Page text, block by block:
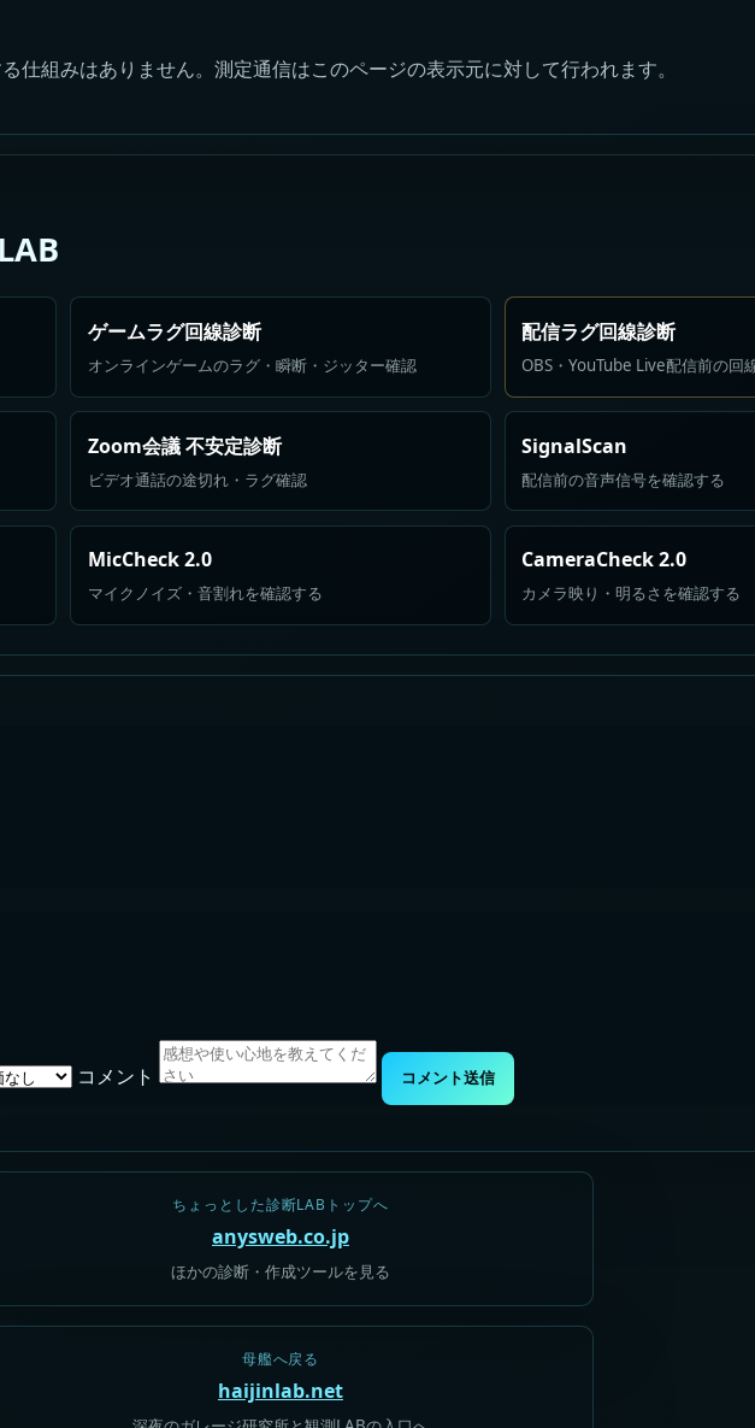
仕組みはありません。測定通信はこのページの表示元に対して行われます。
ゲームラグ回線診断
オンラインゲームのラグ・瞬断・ジッター確認
配信ラグ回線診断
OBS・YouTube Live配信前の回
Zoom会議 不安定診断
ビデオ通話の途切れ・ラグ確認
SignalScan
配信前の音声信号を確認する
MicCheck 2.0
マイクノイズ・音割れを確認する
CameraCheck 2.0
カメラ映り・明るさを確認する
コメント コメント送信
ちょっとした診断LABトップへ
anysweb.co.jp
ほかの診断・作成ツールを見る
母艦へ戻る
haijinlab.net